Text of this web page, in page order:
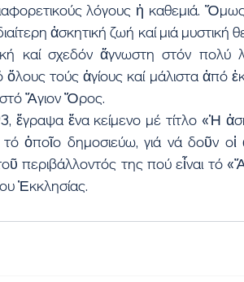
λόγους ἡ καθεμιά.
ἀσκητική ζωή καί μιά μυστική
καί σχεδόν ἄγνωστη στόν
τούς ἁγίους καί μάλιστα ἀπό
στό Ἅγιον Ὄρος.
ἔγραψα ἕνα κείμενο μέ τίτλο «Ἡ
τό ὁποῖο δημοσιεύω, γιά νά δοῦν
περιβάλλοντός της πού εἶναι τό
Ἐκκλησίας.